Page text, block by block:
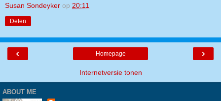
Susan Sondeyker op 20:11
Delen
‹ ›
Homepage
Internetversie tonen
ABOUT ME